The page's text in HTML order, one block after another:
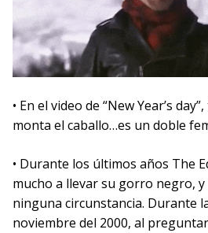
• En el video de “New Year’s
monta el caballo…es un doble
• Durante los últimos años The
mucho a llevar su gorro negro,
ninguna circunstancia. Durante
noviembre del 2000, al